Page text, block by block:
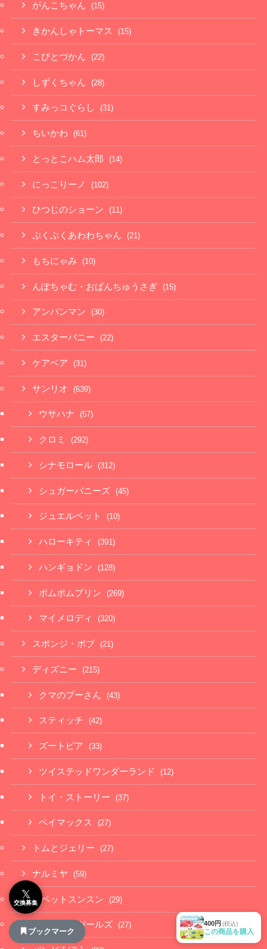
400円 (税込)
この商品を購入
がんこちゃん (15)
きかんしゃトーマス (15)
こびとづかん (22)
しずくちゃん (28)
すみっコぐらし (31)
ちいかわ (61)
とっとこハム太郎 (14)
にっこりーノ (102)
ひつじのショーン (11)
ぷくぷくあわわちゃん (21)
もちにゃみ (10)
んぽちゃむ・おぱんちゅうさぎ (15)
アンパンマン (30)
エスターバニー (22)
ケアベア (31)
サンリオ (639)
ウサハナ (57)
クロミ (292)
シナモロール (312)
シュガーバニーズ (45)
ジュエルペット (10)
ハローキティ (391)
ハンギョドン (128)
ポムポムプリン (269)
マイメロディ (320)
スポンジ・ボブ (21)
ディズニー (215)
クマのプーさん (43)
スティッチ (42)
ズートピア (33)
ツイステッドワンダーランド (12)
トイ・ストーリー (37)
ベイマックス (27)
トムとジェリー (27)
ナルミヤ (59)
パペットスンスン (29)
パワーパフガールズ (27)
𝕏
交換募集
ブックマーク